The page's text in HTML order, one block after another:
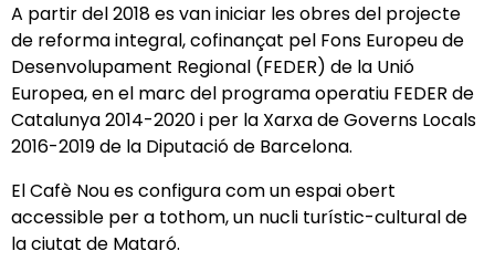
A partir del 2018 es van iniciar les obres del projecte
de reforma integral, cofinançat pel Fons Europeu de
Desenvolupament Regional (FEDER) de la Unió
Europea, en el marc del programa operatiu FEDER de
Catalunya 2014-2020 i per la Xarxa de Governs Locals
2016-2019 de la Diputació de Barcelona.
El Cafè Nou es configura com un espai obert
accessible per a tothom, un nucli turístic-cultural de
la ciutat de Mataró.